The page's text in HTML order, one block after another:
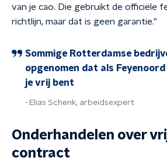
van je cao. Die gebruikt de officiële
richtlijn, maar dat is geen garantie."
Sommige Rotterdamse
opgenomen dat als
je vrij bent
Elias Schenk, arbeidsexpert
Onderhandelen over
contract